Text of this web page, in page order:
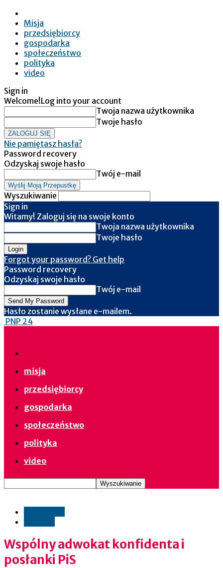
Misja
przedsiębiorcy
gospodarka
społeczeństwo
polityka
video
Sign in
Welcome!Log into your account
Twoja nazwa użytkownika
Twoje hasło
Nie pamiętasz hasła?
Password recovery
Odzyskaj swoje hasło
Twój e-mail
Wyszukiwanie
Sign in
Witamy! Zaloguj się na swoje konto
Twoja nazwa użytkownika
Twoje hasło
Forgot your password? Get help
Password recovery
Odzyskaj swoje hasło
Twój e-mail
Hasło zostanie wysłane e-mailem.
PNP 24
misja
przedsiębiorcy
gospodarka
społeczeństwo
polityka
video
Wspólny adwokat konfidenta i
posłanki PiS